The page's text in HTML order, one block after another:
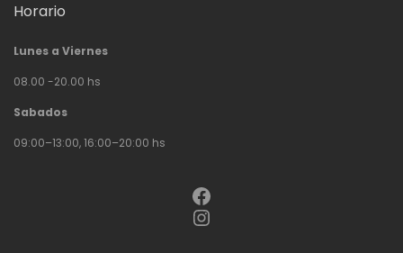
Horario
Lunes a Viernes
08.00 -20.00 hs
Sabados
09:00–13:00, 16:00–20:00 hs
Facebook
Instagram